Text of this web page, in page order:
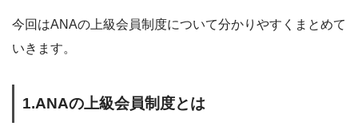
今回はANAの上級会員制度について分かりやすくまとめて
いきます。
1.ANAの上級会員制度とは